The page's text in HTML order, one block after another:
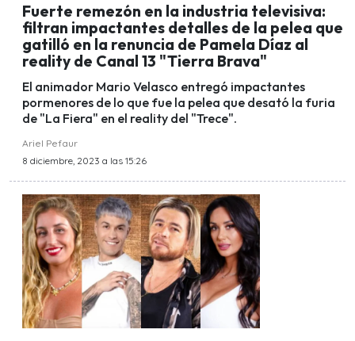
Fuerte remezón en la industria televisiva:
filtran impactantes detalles de la pelea que
gatilló en la renuncia de Pamela Díaz al
reality de Canal 13 "Tierra Brava"
El animador Mario Velasco entregó impactantes
pormenores de lo que fue la pelea que desató la furia
de "La Fiera" en el reality del "Trece".
Ariel Pefaur
8 diciembre, 2023 a las 15:26